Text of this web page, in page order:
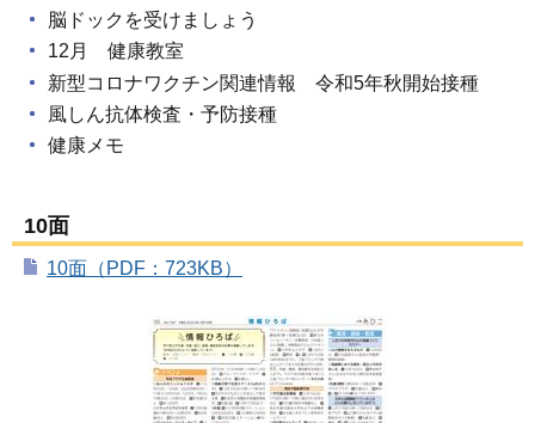
脳ドックを受けましょう
12月 健康教室
新型コロナワクチン関連情報 令和5年秋開始接種
風しん抗体検査・予防接種
健康メモ
10面
10面（PDF：723KB）